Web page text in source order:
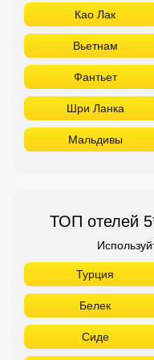
Као Лак
Вьетнам
Фантьет
Шри Ланка
Мальдивы
ТОП отелей
Турция
Белек
Сиде